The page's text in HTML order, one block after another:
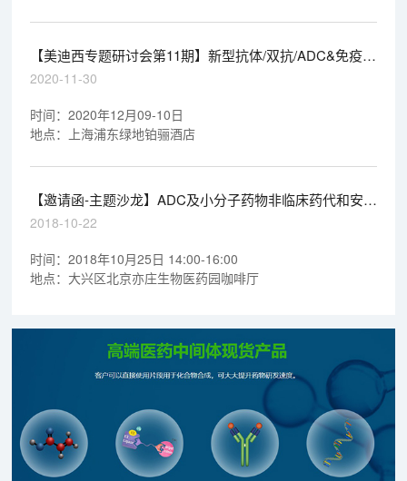
安全性评价研究，其中3个ADC药物研究资料已顺利通过
NMPA和FDA审评，另外1个将在2019年提交NMPA审评。
【美迪西专题研讨会第11期】新型抗体/双抗/ADC&免疫治
疗产业化道路探索
2020-11-30
时间：2020年12月09-10日
地点：上海浦东绿地铂骊酒店
【邀请函-主题沙龙】ADC及小分子药物非临床药代和安全
评价的关注点
2018-10-22
时间：2018年10月25日 14:00-16:00
地点：大兴区北京亦庄生物医药园咖啡厅